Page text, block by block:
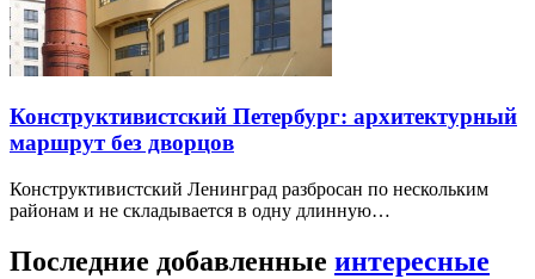
Конструктивистский Петербург: архитектурный
маршрут без дворцов
Конструктивистский Ленинград разбросан по нескольким
районам и не складывается в одну длинную…
Последние добавленные интересные